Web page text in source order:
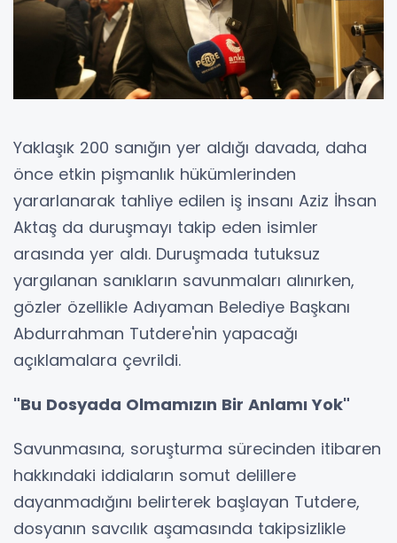
Yaklaşık 200 sanığın yer aldığı davada, daha
önce etkin pişmanlık hükümlerinden
yararlanarak tahliye edilen iş insanı Aziz İhsan
Aktaş da duruşmayı takip eden isimler
arasında yer aldı. Duruşmada tutuksuz
yargılanan sanıkların savunmaları alınırken,
gözler özellikle Adıyaman Belediye Başkanı
Abdurrahman Tutdere'nin yapacağı
açıklamalara çevrildi.
"Bu Dosyada Olmamızın Bir Anlamı Yok"
Savunmasına, soruşturma sürecinden itibaren
hakkındaki iddiaların somut delillere
dayanmadığını belirterek başlayan Tutdere,
dosyanın savcılık aşamasında takipsizlikle